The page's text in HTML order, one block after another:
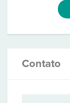
Contato